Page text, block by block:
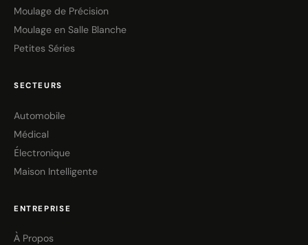
Moulage de Précision
Moulage en Salle Blanche
Petites Séries
SECTEURS
Automobile
Médical
Électronique
Maison Intelligente
ENTREPRISE
À Propos